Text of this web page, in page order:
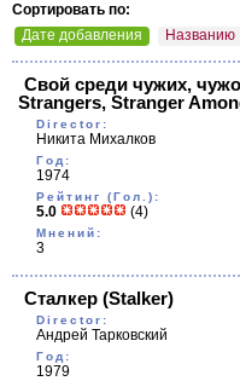
Сортировать по:
Дате добавления
Названию
Свой среди чужих,
Strangers, Stranger
Director:
Никита Михалков
Год:
1974
Рейтинг (Гол.):
5.0 (4)
Мнений:
3
Сталкер (Stalker)
Director:
Андрей Тарковский
Год:
1979